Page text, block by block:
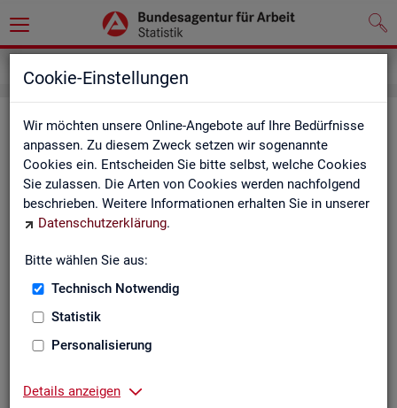
Cookie-Einstellungen
Wir möchten unsere Online-Angebote auf Ihre Bedürfnisse
anpassen. Zu diesem Zweck setzen wir sogenannte
Cookies ein. Entscheiden Sie bitte selbst, welche Cookies
Sie zulassen. Die Arten von Cookies werden nachfolgend
beschrieben. Weitere Informationen erhalten Sie in unserer
Datenschutzerklärung.
Bitte wählen Sie aus:
Technisch Notwendig
Statistik
Personalisierung
Details anzeigen
In­halts­ver­zeich­nis
Sta­tis­ti­ken
Rund­schau Ar­beits­markt
Mo­nats­be­richt
Eck­wer­te des Ar­beits­mark­tes und der Grund­si­che­
rung
Eck­wer­te Ar­beits­markt
Ar­beits­markt in Deutsch­land
Zah­len, Daten, Fak­ten - Struk­tur­da­ten und -in­di­ka­to­